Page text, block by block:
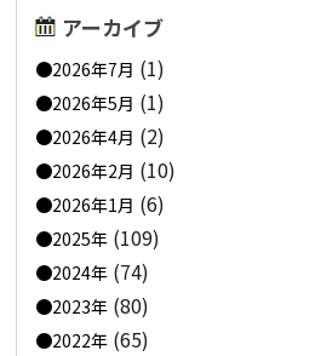
アーカイブ
2026年7月 (1)
2026年5月 (1)
2026年4月 (2)
2026年2月 (10)
2026年1月 (6)
2025年 (109)
2024年 (74)
2023年 (80)
2022年 (65)